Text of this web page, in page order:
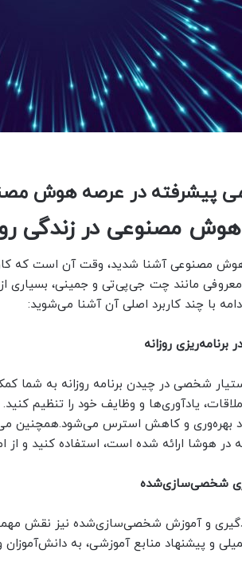
پیشرفته در عرصه هوش
هوش مصنوعی در زندگی
مصنوعی آشنا شدید، وقت آن است که
مانند چت جی‌پی‌تی و جمینی، بسیاری
با چند کاربرد اصلی آن آشنا می‌شوید:
شخصی در چیدن برنامه روزانه به شما
یادآوری‌ها و وظایف خود را تنظیم
بهره‌وری و کاهش استرس می‌شود.همچنین
در هوشا ارائه شده است، استفاده کنید و از
و آموزش شخصی‌سازی‌شده نیز نقش مهمی
و پیشنهاد منابع آموزشی، به